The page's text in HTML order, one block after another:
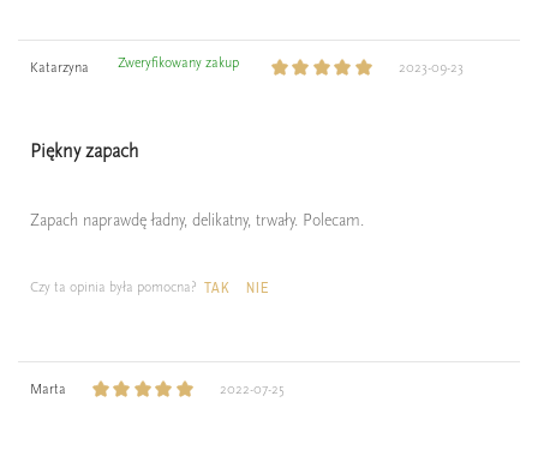
Katarzyna Zweryfikowany zakup 2023-09-23
Piękny zapach
Zapach naprawdę ładny, delikatny, trwały. Polecam.
Czy ta opinia była pomocna? TAK NIE
Marta 2022-07-25